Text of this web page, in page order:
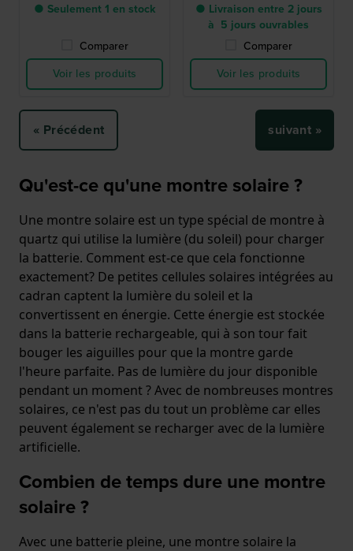
● Seulement 1 en stock
Comparer
Voir les produits
● Livraison entre 2 jours
à 5 jours ouvrables
Comparer
Voir les produits
« Précédent suivant »
Qu'est-ce qu'une montre solaire ?
Une montre solaire est un type spécial de montre à
quartz qui utilise la lumière (du soleil) pour charger
la batterie. Comment est-ce que cela fonctionne
exactement? De petites cellules solaires intégrées au
cadran captent la lumière du soleil et la
convertissent en énergie. Cette énergie est stockée
dans la batterie rechargeable, qui à son tour fait
bouger les aiguilles pour que la montre garde
l'heure parfaite. Pas de lumière du jour disponible
pendant un moment ? Avec de nombreuses montres
solaires, ce n'est pas du tout un problème car elles
peuvent également se recharger avec de la lumière
artificielle.
Combien de temps dure une montre
solaire ?
Avec une batterie pleine, une montre solaire la